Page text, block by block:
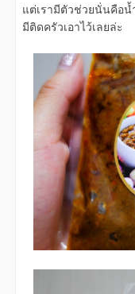
แต่เรามีตัวช่วยนั่นคือ
มีติดครัวเอาไว้เลยล่ะ